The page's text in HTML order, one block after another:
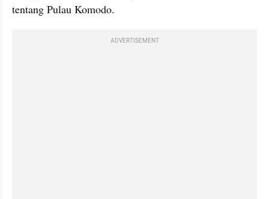
tentang Pulau Komodo.
ADVERTISEMENT